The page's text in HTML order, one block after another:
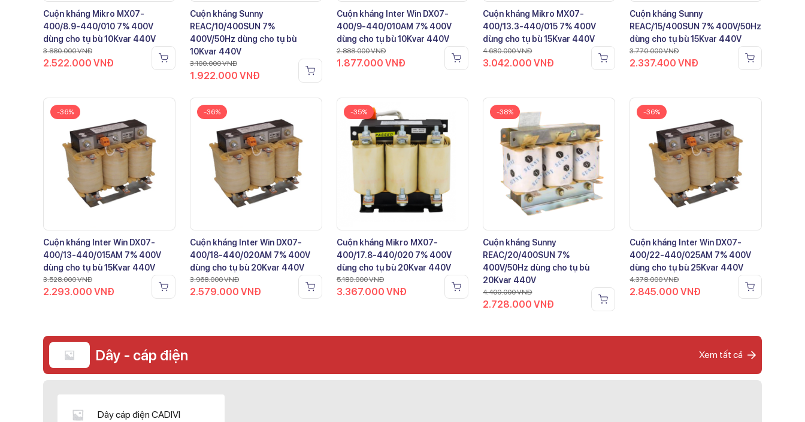
Cuộn kháng Mikro MX07-
400/8.9-440/010 7% 400V
dùng cho tụ bù 10Kvar 440V
3.880.000VNĐ
2.522.000 VNĐ
Cuộn kháng Sunny
REAC/10/400SUN 7%
400V/50Hz dùng cho tụ bù
10Kvar 440V
3.100.000VNĐ
1.922.000 VNĐ
Cuộn kháng Inter Win DX07-
400/9-440/010AM 7% 400V
dùng cho tụ bù 10Kvar 440V
2.888.000VNĐ
1.877.000 VNĐ
Cuộn kháng Mikro MX07-
400/13.3-440/015 7% 400V
dùng cho tụ bù 15Kvar 440V
4.680.000VNĐ
3.042.000VNĐ
Cuộn kháng Sunny
REAC/15/400SUN 7% 400V/50Hz
dùng cho tụ bù 15Kvar 440V
3.770.000VNĐ
2.337.400VNĐ
-36%
Cuộn kháng Inter Win DX07-
400/13-440/015AM 7% 400V
dùng cho tụ bù 15Kvar 440V
3.528.000VNĐ
2.293.000 VNĐ
-36%
Cuộn kháng Inter Win DX07-
400/18-440/020AM 7% 400V
dùng cho tụ bù 20Kvar 440V
3.968.000VNĐ
2.579.000 VNĐ
-35%
Cuộn kháng Mikro MX07-
400/17.8-440/020 7% 400V
dùng cho tụ bù 20Kvar 440V
5.180.000VNĐ
3.367.000 VNĐ
-38%
Cuộn kháng Sunny
REAC/20/400SUN 7%
400V/50Hz dùng cho tụ bù
20Kvar 440V
4.400.000VNĐ
2.728.000VNĐ
-36%
Cuộn kháng Inter Win DX07-
400/22-440/025AM 7% 400V
dùng cho tụ bù 25Kvar 440V
4.378.000VNĐ
2.845.000VNĐ
Dây - cáp điện Xem tất cả
Dây cáp điện CADIVI